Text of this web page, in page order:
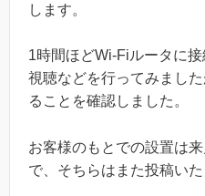
します。
1時間ほどWi-Fiルータに
視聴などを行ってみまし
ることを確認しました。
お客様のもとでの設置は
で、そちらはまた投稿いた